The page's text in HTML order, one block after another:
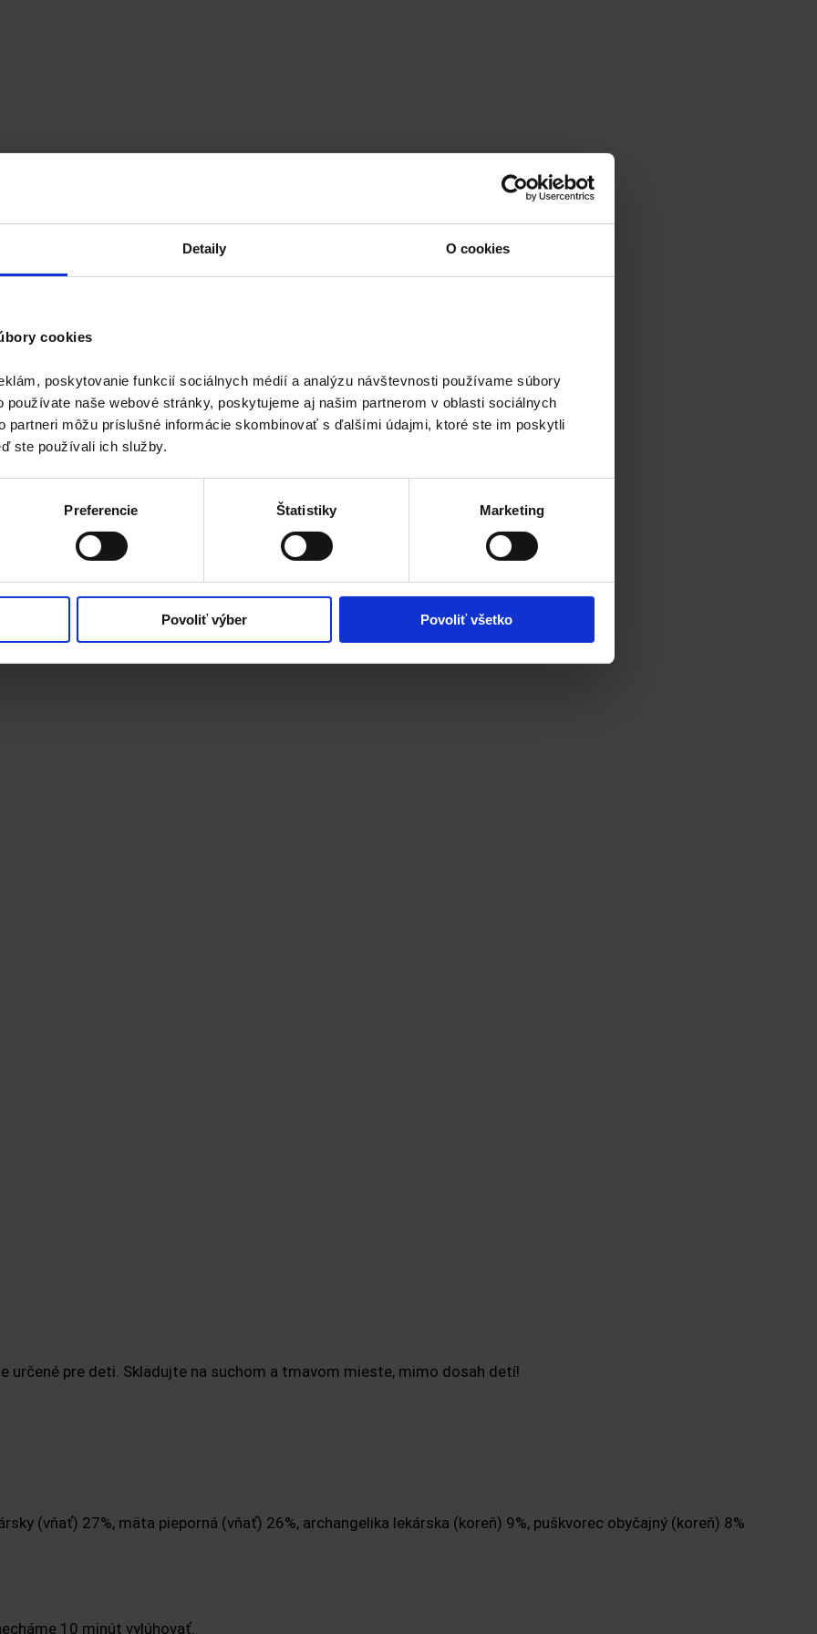
Detaily O cookies
cookies
poskytovanie funkcií sociálnych médií a analýzu návštevnosti používame súbory
používate naše webové stránky, poskytujeme aj našim partnerom v oblasti sociálnych
partneri môžu príslušné informácie skombinovať s ďalšími údajmi, ktoré ste im poskytli
ste používali ich služby.
Preferencie Štatistiky Marketing
Povoliť výber Povoliť všetko
pečene. Mäta a puškvorec podporujú
určené pre deti. Skladujte na suchom a tmavom mieste, mimo dosah detí!
(vňať) 27%, mäta pieporná (vňať) 26%, archangelika lekárska (koreň) 9%, puškvorec obyčajný (koreň) 8%
10 minút vylúhovať.